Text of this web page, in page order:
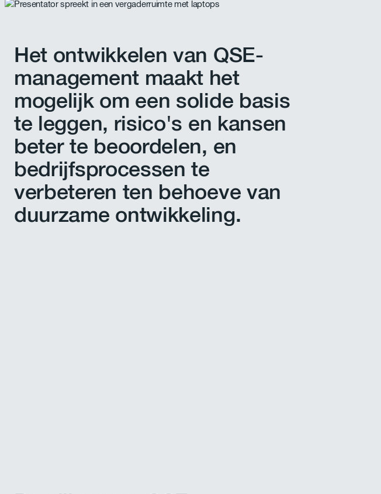
Het ontwikkelen van QSE-
management maakt het
mogelijk om een solide basis
te leggen, risico's en kansen
beter te beoordelen, en
bedrijfsprocessen te
verbeteren ten behoeve van
duurzame ontwikkeling.